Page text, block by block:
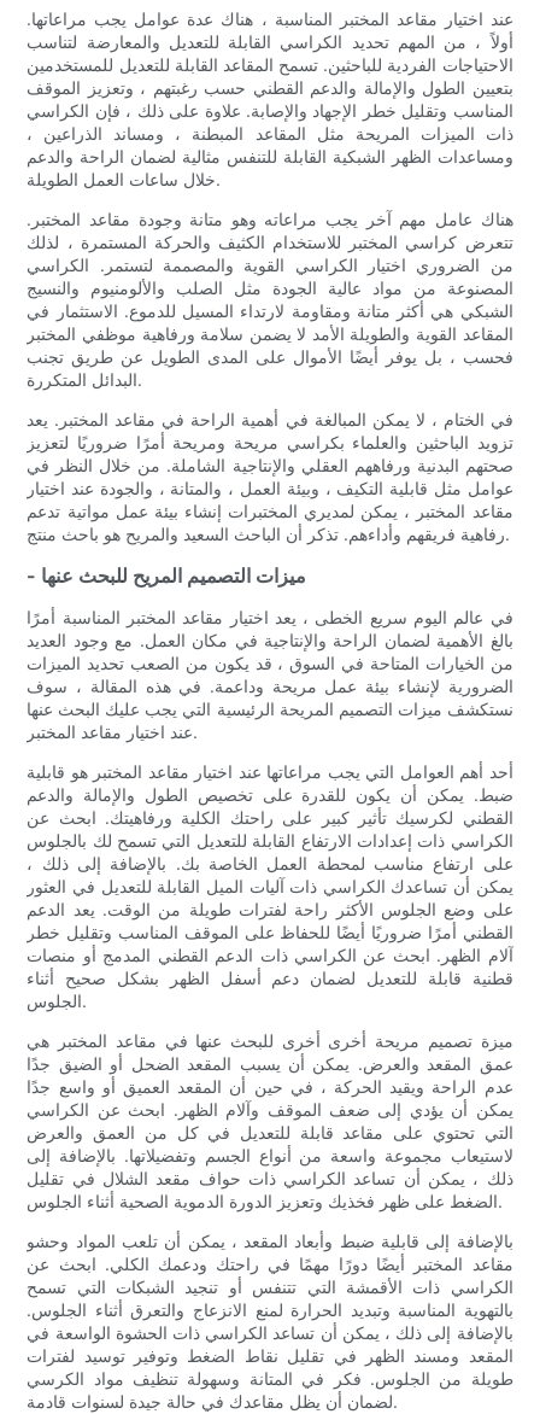
عند اختيار مقاعد المختبر المناسبة ، هناك عدة عوامل يجب مراعاتها.
أولاً ، من المهم تحديد الكراسي القابلة للتعديل والمعارضة لتناسب
الاحتياجات الفردية للباحثين. تسمح المقاعد القابلة للتعديل للمستخدمين
بتعيين الطول والإمالة والدعم القطني حسب رغبتهم ، وتعزيز الموقف
المناسب وتقليل خطر الإجهاد والإصابة. علاوة على ذلك ، فإن الكراسي
ذات الميزات المريحة مثل المقاعد المبطنة ، ومساند الذراعين ،
ومساعدات الظهر الشبكية القابلة للتنفس مثالية لضمان الراحة والدعم
خلال ساعات العمل الطويلة.
هناك عامل مهم آخر يجب مراعاته وهو متانة وجودة مقاعد المختبر.
تتعرض كراسي المختبر للاستخدام الكثيف والحركة المستمرة ، لذلك
من الضروري اختيار الكراسي القوية والمصممة لتستمر. الكراسي
المصنوعة من مواد عالية الجودة مثل الصلب والألومنيوم والنسيج
الشبكي هي أكثر متانة ومقاومة لارتداء المسيل للدموع. الاستثمار في
المقاعد القوية والطويلة الأمد لا يضمن سلامة ورفاهية موظفي المختبر
فحسب ، بل يوفر أيضًا الأموال على المدى الطويل عن طريق تجنب
البدائل المتكررة.
في الختام ، لا يمكن المبالغة في أهمية الراحة في مقاعد المختبر. يعد
تزويد الباحثين والعلماء بكراسي مريحة ومريحة أمرًا ضروريًا لتعزيز
صحتهم البدنية ورفاههم العقلي والإنتاجية الشاملة. من خلال النظر في
عوامل مثل قابلية التكيف ، وبيئة العمل ، والمتانة ، والجودة عند اختيار
مقاعد المختبر ، يمكن لمديري المختبرات إنشاء بيئة عمل مواتية تدعم
رفاهية فريقهم وأداءهم. تذكر أن الباحث السعيد والمريح هو باحث منتج.
- ميزات التصميم المريح للبحث عنها
في عالم اليوم سريع الخطى ، يعد اختيار مقاعد المختبر المناسبة أمرًا
بالغ الأهمية لضمان الراحة والإنتاجية في مكان العمل. مع وجود العديد
من الخيارات المتاحة في السوق ، قد يكون من الصعب تحديد الميزات
الضرورية لإنشاء بيئة عمل مريحة وداعمة. في هذه المقالة ، سوف
نستكشف ميزات التصميم المريحة الرئيسية التي يجب عليك البحث عنها
عند اختيار مقاعد المختبر.
أحد أهم العوامل التي يجب مراعاتها عند اختيار مقاعد المختبر هو قابلية
ضبط. يمكن أن يكون للقدرة على تخصيص الطول والإمالة والدعم
القطني لكرسيك تأثير كبير على راحتك الكلية ورفاهيتك. ابحث عن
الكراسي ذات إعدادات الارتفاع القابلة للتعديل التي تسمح لك بالجلوس
على ارتفاع مناسب لمحطة العمل الخاصة بك. بالإضافة إلى ذلك ،
يمكن أن تساعدك الكراسي ذات آليات الميل القابلة للتعديل في العثور
على وضع الجلوس الأكثر راحة لفترات طويلة من الوقت. يعد الدعم
القطني أمرًا ضروريًا أيضًا للحفاظ على الموقف المناسب وتقليل خطر
آلام الظهر. ابحث عن الكراسي ذات الدعم القطني المدمج أو منصات
قطنية قابلة للتعديل لضمان دعم أسفل الظهر بشكل صحيح أثناء
الجلوس.
ميزة تصميم مريحة أخرى أخرى للبحث عنها في مقاعد المختبر هي
عمق المقعد والعرض. يمكن أن يسبب المقعد الضحل أو الضيق جدًا
عدم الراحة ويقيد الحركة ، في حين أن المقعد العميق أو واسع جدًا
يمكن أن يؤدي إلى ضعف الموقف وآلام الظهر. ابحث عن الكراسي
التي تحتوي على مقاعد قابلة للتعديل في كل من العمق والعرض
لاستيعاب مجموعة واسعة من أنواع الجسم وتفضيلاتها. بالإضافة إلى
ذلك ، يمكن أن تساعد الكراسي ذات حواف مقعد الشلال في تقليل
الضغط على ظهر فخذيك وتعزيز الدورة الدموية الصحية أثناء الجلوس.
بالإضافة إلى قابلية ضبط وأبعاد المقعد ، يمكن أن تلعب المواد وحشو
مقاعد المختبر أيضًا دورًا مهمًا في راحتك ودعمك الكلي. ابحث عن
الكراسي ذات الأقمشة التي تتنفس أو تنجيد الشبكات التي تسمح
بالتهوية المناسبة وتبديد الحرارة لمنع الانزعاج والتعرق أثناء الجلوس.
بالإضافة إلى ذلك ، يمكن أن تساعد الكراسي ذات الحشوة الواسعة في
المقعد ومسند الظهر في تقليل نقاط الضغط وتوفير توسيد لفترات
طويلة من الجلوس. فكر في المتانة وسهولة تنظيف مواد الكرسي
لضمان أن يظل مقاعدك في حالة جيدة لسنوات قادمة.